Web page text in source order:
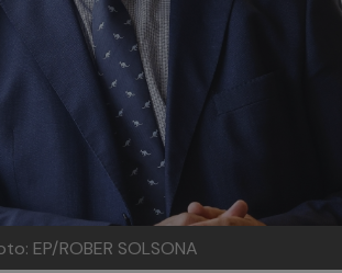
EP/ROBER SOLSONA